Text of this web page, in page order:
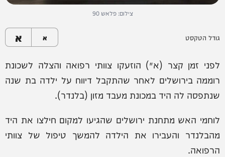
צילום: פלאש 90
גודל הטקסט א א
לפני זמן קצר (א׳) הוזעקו צוותי רפואה והצלה לשכונת
רוממה בירושלים לאחר שהתקבל דיווח על ילדה בת שנה
שנתפסה לה היד במכונת מעבד מזון (בלנדר).
לוחמי האש מתחנת ירושלים שהגיעו למקום חילצו את היד
מהבלנדר והעבירו את הילדה להמשך טיפול של צוותי
הרפואה.